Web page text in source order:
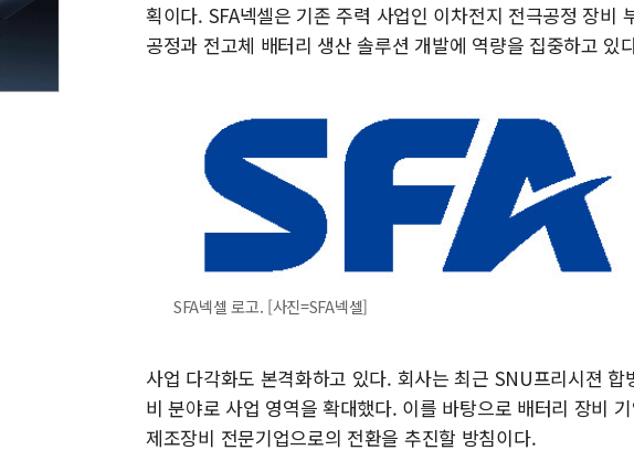
획이다. SFA넥셀은 기존 주력 사업인 이차전지 전극공정 장비
공정과 전고체 배터리 생산 솔루션 개발에 역량을 집중하고 있
SFA넥셀 로고. [사진=SFA넥셀]
사업 다각화도 본격화하고 있다. 회사는 최근 SNU프리시젼
비 분야로 사업 영역을 확대했다. 이를 바탕으로 배터리 장비
제조장비 전문기업으로의 전환을 추진할 방침이다.